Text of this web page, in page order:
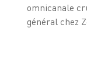
omnicanale
général chez